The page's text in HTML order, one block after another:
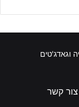
צור קשר